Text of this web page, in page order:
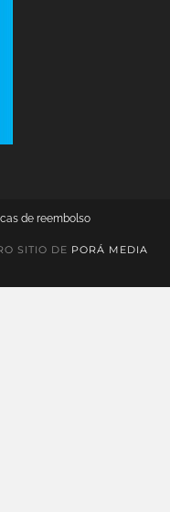
de reembolso
SITIO DE PORÁ MEDIA